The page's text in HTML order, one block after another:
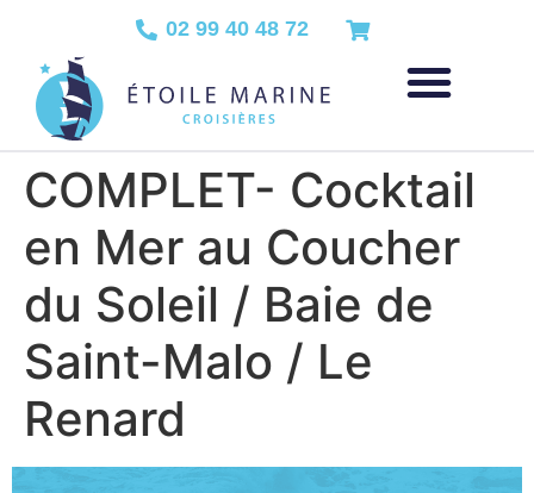
02 99 40 48 72
COMPLET- Cocktail
en Mer au Coucher
du Soleil / Baie de
Saint-Malo / Le
Renard